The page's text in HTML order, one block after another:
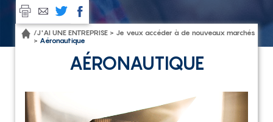
/J'AI UNE ENTREPRISE > Je veux accéder à de nouveaux marchés
> Aéronautique
AÉRONAUTIQUE